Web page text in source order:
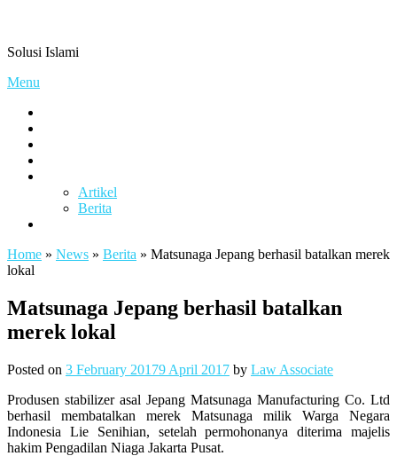
content
Solusi Islami
Menu
Artikel
Berita
Home » News » Berita » Matsunaga Jepang berhasil batalkan merek
lokal
Matsunaga Jepang berhasil batalkan
merek lokal
Posted on 3 February 20179 April 2017 by Law Associate
Produsen stabilizer asal Jepang Matsunaga Manufacturing Co. Ltd
berhasil membatalkan merek Matsunaga milik Warga Negara
Indonesia Lie Senihian, setelah permohonanya diterima majelis
hakim Pengadilan Niaga Jakarta Pusat.